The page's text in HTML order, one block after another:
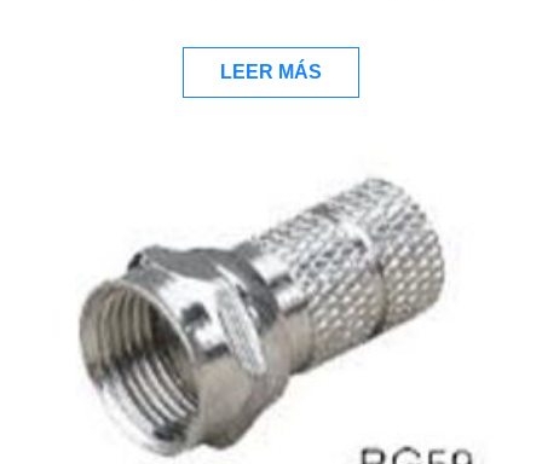
LEER MÁS